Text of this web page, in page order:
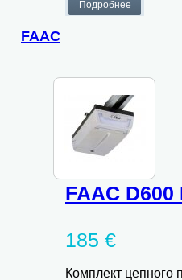
FAAC
FAAC D600
185 €
Комплект цепного